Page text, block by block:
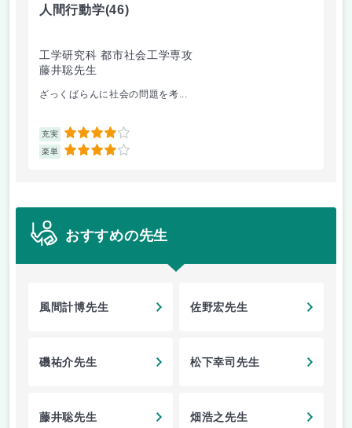
人間行動学(46)
工学研究科 都市社会工学専攻
藤井聡先生
ざっくばらんに社会の問題を考...
充実 4
楽単 4
おすすめの先生
風間計博先生 佐野宏先生
磯祐介先生 松下幸司先生
藤井聡先生 畑浩之先生